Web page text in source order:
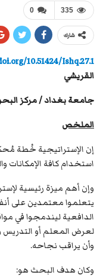
0 335
شارك
10.51424/Ishq.27.1
القريشي
جامعة بغداد / مركز
الملخص
إن الإستراتيجية خُطة
استخدام كافة الإمكانات
وإن أهم ميزة رئيسية
يتعلموا معتمدين على
الدافعية ليندمجوا في
لعرض المعلم أو التدريس
وأن يراقب نجاحه.
وكان هدف البحث هو: